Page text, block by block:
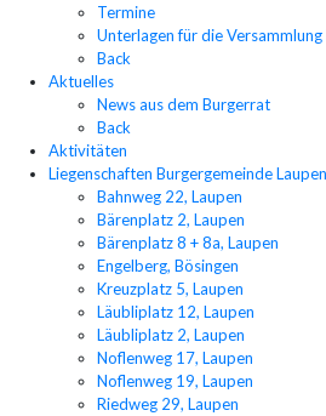
Termine
Unterlagen für die
Back
Aktuelles
News aus dem Burgerrat
Back
Aktivitäten
Liegenschaften Burgergemeinde Laupen
Bahnweg 22, Laupen
Bärenplatz 2, Laupen
Bärenplatz 8 + 8a, Laupen
Engelberg, Bösingen
Kreuzplatz 5, Laupen
Läubliplatz 12, Laupen
Läubliplatz 2, Laupen
Noflenweg 17, Laupen
Noflenweg 19, Laupen
Riedweg 29, Laupen